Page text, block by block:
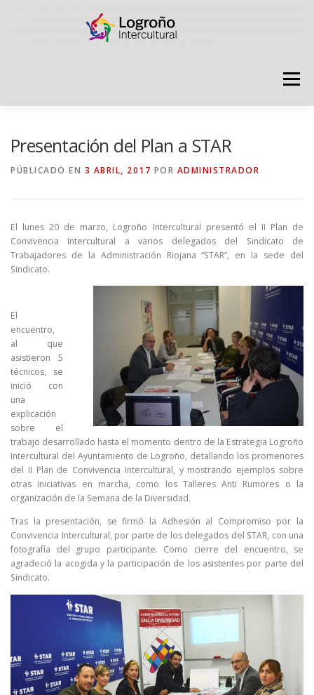
Menú
GRADÚATE EN CONVIVENCIA CAMPAÑAS
PUNTO DE ACOGIDA
Presentación del Plan a STAR
PÚBLICADO EN 3 ABRIL, 2017 POR ADMINISTRADOR
El lunes 20 de marzo, Logroño Intercultural presentó el II Plan de
Convivencia Intercultural a varios delegados del Sindicato de
Trabajadores de la Administración Riojana “STAR”, en la sede del
Sindicato.
El
encuentro,
al que
asistieron 5
técnicos, se
inició con
una
explicación
sobre el
trabajo desarrollado hasta el momento dentro de la Estrategia Logroño
Intercultural del Ayuntamiento de Logroño, detallando los promenores
del II Plan de Convivencia Intercultural, y mostrando ejemplos sobre
otras iniciativas en marcha, como los Talleres Anti Rumores o la
organización de la Semana de la Diversidad.
Tras la presentación, se firmó la Adhesión al Compromiso por la
Convivencia Intercultural, por parte de los delegados del STAR, con una
fotografía del grupo participante. Como cierre del encuentro, se
agradeció la acogida y la participación de los asistentes por parte del
Sindicato.